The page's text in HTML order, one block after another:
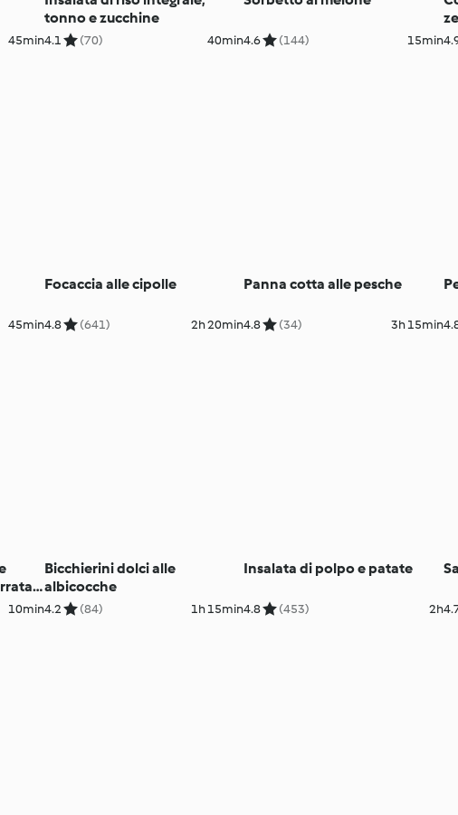
45min
tonno e zucchine
4.1 (70) 40min4.6 (144) 15min
45min
Focaccia alle cipolle
4.8 (641) 2h 20min
Panna cotta alle pesche
4.8 (34) 3h 15min
e
10min
Bicchierini dolci alle
albicocche
4.2 (84) 1h 15min
Insalata di polpo e patate
4.8 (453) 2h